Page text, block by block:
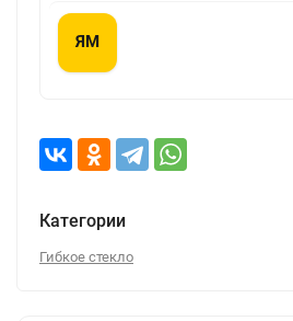
ЯМ
Категории
Гибкое стекло